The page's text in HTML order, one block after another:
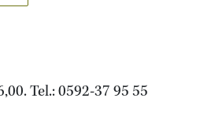
Tel.: 0592-37 95 55